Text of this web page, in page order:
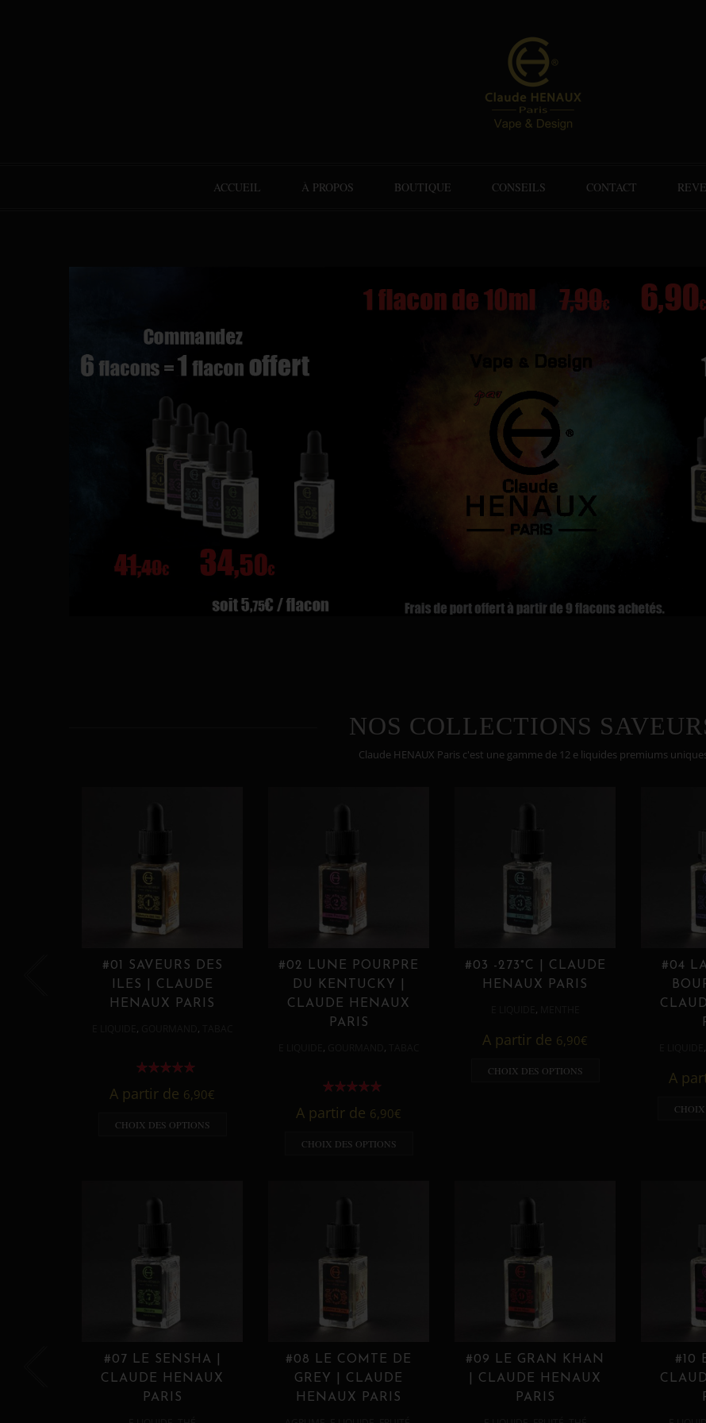
ACCUEIL À PROPOS BOUTIQUE CONSEILS CONTACT
NOS COLLECTIONS
Claude HENAUX Paris c'est une gamme de 12 e liquides premiums
#01 SAVEURS DES
ILES | CLAUDE
HENAUX PARIS
, ,
A partir de 6,90€
CHOIX DES OPTIONS
#02 LUNE POURPRE
DU KENTUCKY |
CLAUDE HENAUX
PARIS
, ,
A partir de 6,90€
CHOIX DES OPTIONS
#03 -273°C | CLAUDE
HENAUX PARIS
,
A partir de 6,90€
CHOIX DES OPTIONS
#04
,
A
#07 LE SENSHA |
CLAUDE HENAUX
PARIS
#08 LE COMTE DE
GREY | CLAUDE
HENAUX PARIS
#09 LE GRAN KHAN
| CLAUDE HENAUX
PARIS
#10